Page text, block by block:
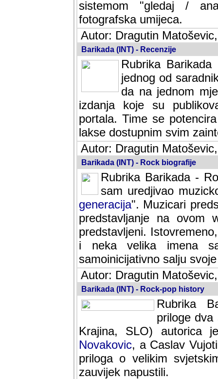
sistemom "gledaj /
fotografska umijeca.
Autor: Dragutin
Barikada (INT) - Recenzije
Rubrika
jednog od
da na jednom
izdanja koje su
portala. Time se
lakse dostupnim svim
Autor: Dragutin
Barikada (INT) - Rock biografije
Rubrika Barikada -
sam uredjivao
generacija". Muzicari
predstavljanje na ovom
predstavljeni.
i neka velika imena
samoinicijativno salju
Autor: Dragutin
Barikada (INT) - Rock-pop history
Rubrika
dva
SLO) autorica je velikog
Caslav Vujotic
velikim svjetskim
napustili.